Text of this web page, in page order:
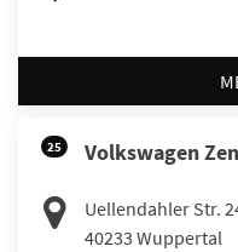
25 Volkswagen
Uellendahler Str.
40233 Wuppertal